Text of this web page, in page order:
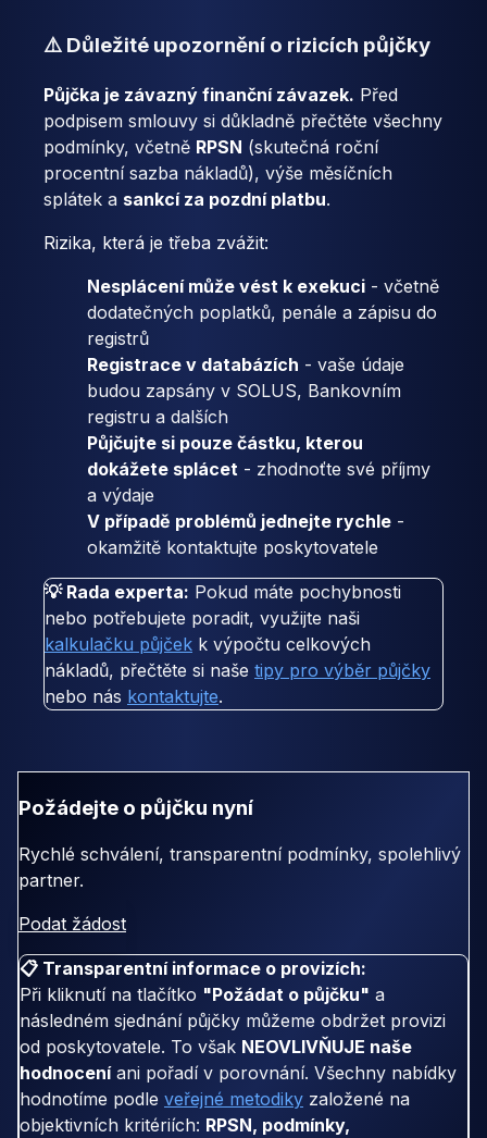
⚠️ Důležité upozornění o rizicích půjčky
Půjčka je závazný finanční závazek. Před
podpisem smlouvy si důkladně přečtěte všechny
podmínky, včetně RPSN (skutečná roční
procentní sazba nákladů), výše měsíčních
splátek a sankcí za pozdní platbu.
Rizika, která je třeba zvážit:
Nesplácení může vést k exekuci - včetně
dodatečných poplatků, penále a zápisu do
registrů
Registrace v databázích - vaše údaje
budou zapsány v SOLUS, Bankovním
registru a dalších
Půjčujte si pouze částku, kterou
dokážete splácet - zhodnoťte své příjmy
a výdaje
V případě problémů jednejte rychle -
okamžitě kontaktujte poskytovatele
💡 Rada experta: Pokud máte pochybnosti
nebo potřebujete poradit, využijte naši
kalkulačku půjček k výpočtu celkových
nákladů, přečtěte si naše tipy pro výběr půjčky
nebo nás kontaktujte.
Požádejte o půjčku nyní
Rychlé schválení, transparentní podmínky, spolehlivý
partner.
Podat žádost
📋 Transparentní informace o provizích:
Při kliknutí na tlačítko "Požádat o půjčku" a
následném sjednání půjčky můžeme obdržet provizi
od poskytovatele. To však NEOVLIVŇUJE naše
hodnoceníani pořadí v porovnání. Všechny nabídky
hodnotíme podle veřejné metodiky založené na
objektivních kritériích: RPSN, podmínky,